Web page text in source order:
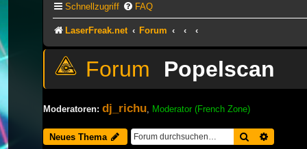
Schnellzugriff FAQ
LaserFreak.net Forum
Popelscan
Moderatoren: dj_richu Moderator (French Zone)
Neues Thema Suche